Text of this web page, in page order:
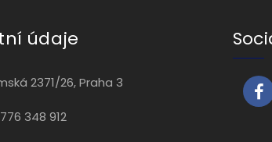
údaje
2371/26, Praha 3
348 912